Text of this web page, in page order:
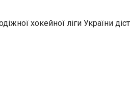
хокейної ліги України